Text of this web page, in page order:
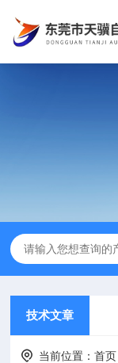
技术文章
当前位置：首页